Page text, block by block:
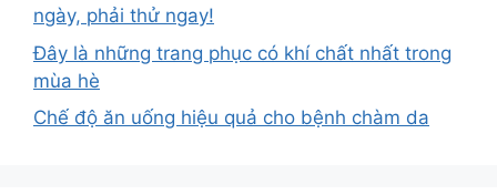
ngày, phải thử ngay!
Đây là những trang phục có khí chất nhất trong
mùa hè
Chế độ ăn uống hiệu quả cho bệnh chàm da